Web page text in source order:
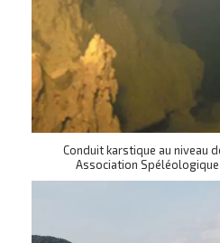
Conduit karstique au niveau
Association